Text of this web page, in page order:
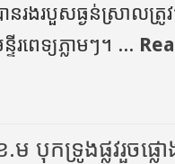
រងរបួសធ្ងន់ស្រាលត្រូ
ពេទ្យភ្លាមៗ។ ...
បុកទ្រូងផ្លូវរួចផ្ល